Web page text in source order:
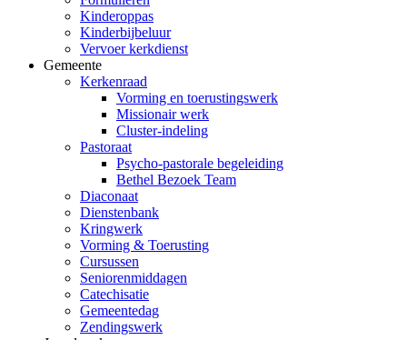
Kinderoppas
Kinderbijbeluur
Vervoer kerkdienst
Gemeente
Kerkenraad
Vorming en toerustingswerk
Missionair werk
Cluster-indeling
Pastoraat
Psycho-pastorale begeleiding
Bethel Bezoek Team
Diaconaat
Dienstenbank
Kringwerk
Vorming & Toerusting
Cursussen
Seniorenmiddagen
Catechisatie
Gemeentedag
Zendingswerk